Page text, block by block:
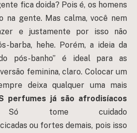
fica doida? Pois é, os homens
na gente. Mas calma, você nem
e justamente por isso não
barba, hehe. Porém, a ideia da
pós-banho” é ideal para as
feminina, claro. Colocar um
deixa qualquer uma mais
perfumes já são afrodisíacos
tome cuidado
ou fortes demais, pois isso